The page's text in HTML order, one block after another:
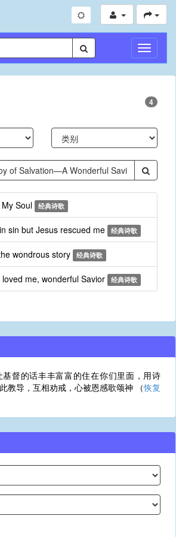
切
换
导
4
Soul 经典诗歌
sin but Jesus rescued me 经典诗歌
wondrous story 经典诗歌
me, wonderful Savior 经典诗歌
督的话丰丰富富的住在你们里面，用诗
教导，互相劝戒，心被恩感歌颂神 （恢复